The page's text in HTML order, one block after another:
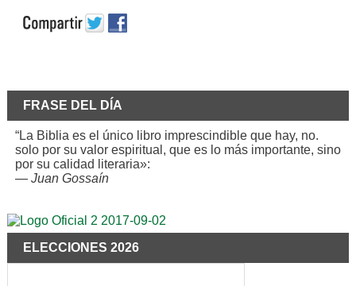
FRASE DEL DÍA
“La Biblia es el único libro imprescindible que hay, no.
solo por su valor espiritual, que es lo más importante, sino
por su calidad literaria»:
— Juan Gossaín
ELECCIONES 2026